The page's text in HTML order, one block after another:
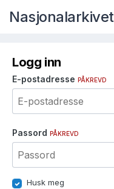
Nasjonalarkivet
Logg inn
E-postadresse PÅKREVD
Passord PÅKREVD
Husk meg